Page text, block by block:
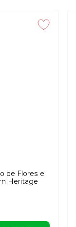
de Flores e
Heritage